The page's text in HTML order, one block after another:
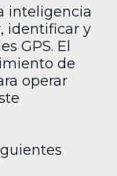
inteligencia
identificar y
GPS. El
de
operar